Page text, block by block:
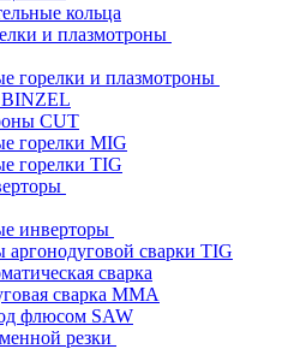
кольца
и плазмотроны
горелки и плазмотроны
CUT
горелки MIG
горелки TIG
инверторы
аргонодуговой сварки TIG
сварка
сварка MMA
флюсом SAW
резки